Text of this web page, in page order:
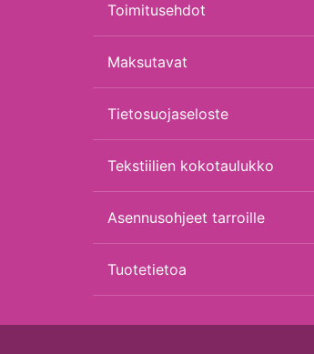
Toimitusehdot
Maksutavat
Tietosuojaseloste
Tekstiilien kokotaulukko
Asennusohjeet tarroille
Tuotetietoa